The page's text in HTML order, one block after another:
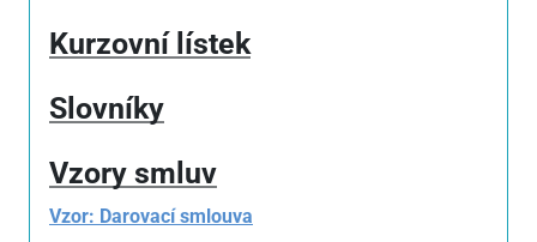
Kurzovní lístek
Slovníky
Vzory smluv
Vzor: Darovací smlouva